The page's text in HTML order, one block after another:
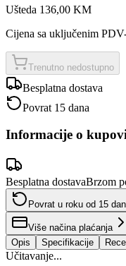
Ušteda 136,00 KM
Cijena sa uključenim
Trenutno nedostupno
Besplatna dostava
Povrat 15 dana
Informacije o
Besplatna dostavaBrzom
Povrat u roku od 15
Više načina plaćanja
Opis
Specifikacije
Učitavanje...